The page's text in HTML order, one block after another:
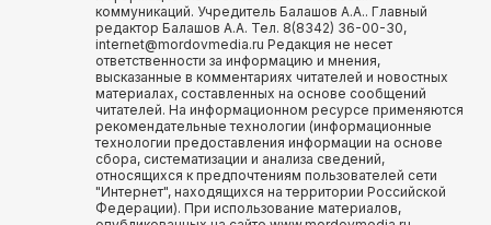
коммуникаций. Учредитель Балашов А.А.. Главный
редактор Балашов А.А. Тел. 8(8342) 36-00-30,
internet@mordovmedia.ru Редакция не несет
ответственности за информацию и мнения,
высказанные в комментариях читателей и новостных
материалах, составленных на основе сообщений
читателей. На информационном ресурсе применяются
рекомендательные технологии (информационные
технологии предоставления информации на основе
сбора, систематизации и анализа сведений,
относящихся к предпочтениям пользователей сети
"Интернет", находящихся на территории Российской
Федерации). При использование материалов,